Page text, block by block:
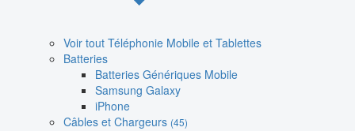
Voir tout Téléphonie Mobile et Tablettes
Batteries
Batteries Génériques Mobile
Samsung Galaxy
iPhone
Câbles et Chargeurs (45)